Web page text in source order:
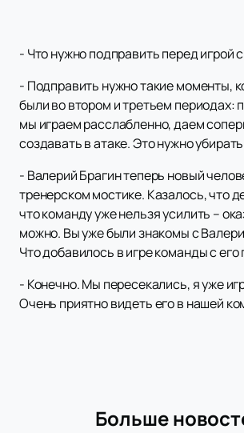
- Что нужно подправить перед игрой
- Подправить нужно такие моменты,
были во втором и третьем периодах:
мы играем расслабленно, даем
создавать в атаке. Это нужно
- Валерий Брагин теперь новый
тренерском мостике. Казалось, что
что команду уже нельзя усилить –
можно. Вы уже были знакомы с
Что добавилось в игре команды с
- Конечно. Мы пересекались, я уже
Очень приятно видеть его в нашей
Больше